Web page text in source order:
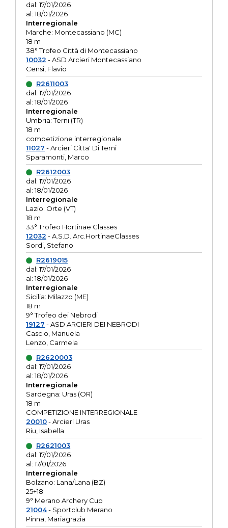
dal: 17/01/2026
al: 18/01/2026
Interregionale
Marche: Montecassiano (MC)
18 m
38° Trofeo Città di Montecassiano
10032 - ASD Arcieri Montecassiano
Censi, Flavio
R2611003
dal: 17/01/2026
al: 18/01/2026
Interregionale
Umbria: Terni (TR)
18 m
competizione interregionale
11027 - Arcieri Citta' Di Terni
Sparamonti, Marco
R2612003
dal: 17/01/2026
al: 18/01/2026
Interregionale
Lazio: Orte (VT)
18 m
33° Trofeo Hortinae Classes
12032 - A.S.D. Arc.HortinaeClasses
Sordi, Stefano
R2619015
dal: 17/01/2026
al: 18/01/2026
Interregionale
Sicilia: Milazzo (ME)
18 m
9° Trofeo dei Nebrodi
19127 - ASD ARCIERI DEI NEBRODI
Cascio, Manuela
Lenzo, Carmela
R2620003
dal: 17/01/2026
al: 18/01/2026
Interregionale
Sardegna: Uras (OR)
18 m
COMPETIZIONE INTERREGIONALE
20010- Arcieri Uras
Riu, Isabella
R2621003
dal: 17/01/2026
al: 17/01/2026
Interregionale
Bolzano: Lana/Lana (BZ)
25+18
9° Merano Archery Cup
21004- Sportclub Merano
Pinna, Mariagrazia